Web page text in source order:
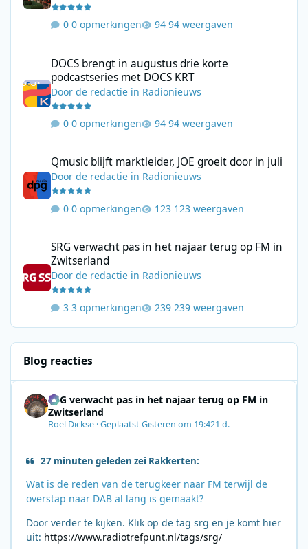
0 opmerkingen 94 weergaven
DOCS brengt in augustus drie korte
podcastseries met DOCS KRT
Doorde redactie in Radionieuws
0 opmerkingen 94 weergaven
Qmusic blijft marktleider, JOE groeit door in juli
Doorde redactie in Radionieuws
0 opmerkingen 123 weergaven
SRG verwacht pas in het najaar terug op FM in
Zwitserland
Doorde redactie in Radionieuws
3 opmerkingen 239 weergaven
Blog reacties
SRG verwacht pas in het najaar terug op FM in
Zwitserland
Roel Dickse ·GeplaatstGisteren om 19:421 d.
27 minuten geleden zei Rakkerten:
Wat is de reden van de terugkeer naar FM terwijl de
overstap naar DAB al lang is gemaakt?
Door verder te kijken. Klik op de tag srg en je komt hier
uit: https://www.radiotrefpunt.nl/tags/srg/